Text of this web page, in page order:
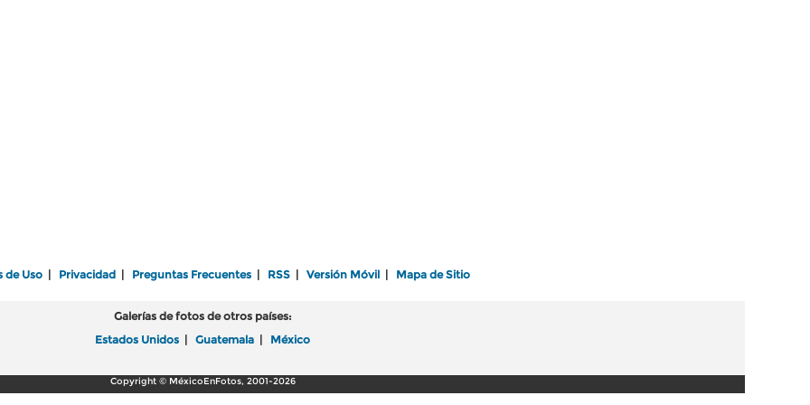
de Uso Privacidad Preguntas Frecuentes RSS Versión Móvil Mapa de Sitio
Galerías de fotos de otros países:
Estados Unidos
Guatemala México
Copyright © MéxicoEnFotos, 2001-2026